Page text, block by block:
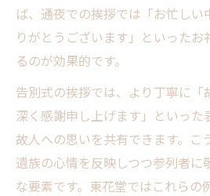
ば、通夜での挨拶では「お忙しい
りがとうございます」といった
るのが効果的です。
告別式の挨拶では、より丁寧に「
深く感謝申し上げます」といった
故人への思いを共有できます。こ
遺族の心情を反映しつつ参列者に
な要素です。東花堂ではこれらの